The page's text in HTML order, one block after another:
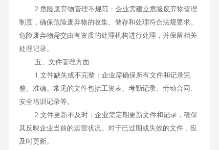
2.危险废弃物管理不规范：企业需建立危险废弃物管理
制度，确保危险废弃物的收集、储存和处理符合法规要求。
危险废弃物需交由有资质的处理机构进行处理，并保留相关
处理记录。
五、文件管理方面
1.文件缺失或不完整：企业需确保所有文件和记录完
整、准确。常见的文件包括工资表、考勤记录、劳动合同、
安全培训记录等。
2.文件更新不及时：企业需定期更新文件和记录，确保
其反映企业当前的运营状况。对于已过期或失效的文件，应
及时更新。